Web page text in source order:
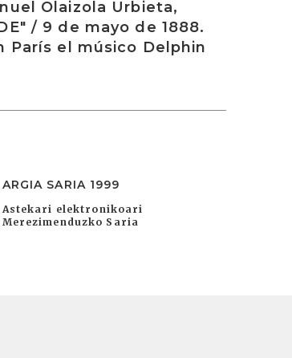
Olaizola Urbieta,
/ 9 de mayo de 1888.
París el músico Delphin
ARGIA SARIA 1999
Astekari elektronikoari
Merezimenduzko Saria